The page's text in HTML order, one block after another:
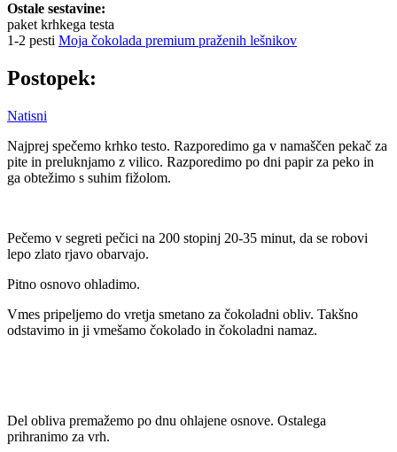
Ostale sestavine:
paket krhkega testa
1-2 pesti Moja čokolada premium praženih lešnikov
Postopek:
Natisni
Najprej spečemo krhko testo. Razporedimo ga v namaščen pekač za
pite in preluknjamo z vilico. Razporedimo po dni papir za peko in
ga obtežimo s suhim fižolom.
Pečemo v segreti pečici na 200 stopinj 20-35 minut, da se robovi
lepo zlato rjavo obarvajo.
Pitno osnovo ohladimo.
Vmes pripeljemo do vretja smetano za čokoladni obliv. Takšno
odstavimo in ji vmešamo čokolado in čokoladni namaz.
Del obliva premažemo po dnu ohlajene osnove. Ostalega
prihranimo za vrh.